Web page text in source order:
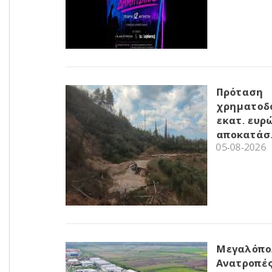
Πρόταση
εκατ.
05-08-2026